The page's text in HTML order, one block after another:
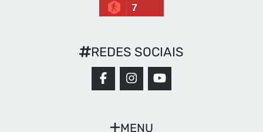
7
MENU
REDES SOCIAIS